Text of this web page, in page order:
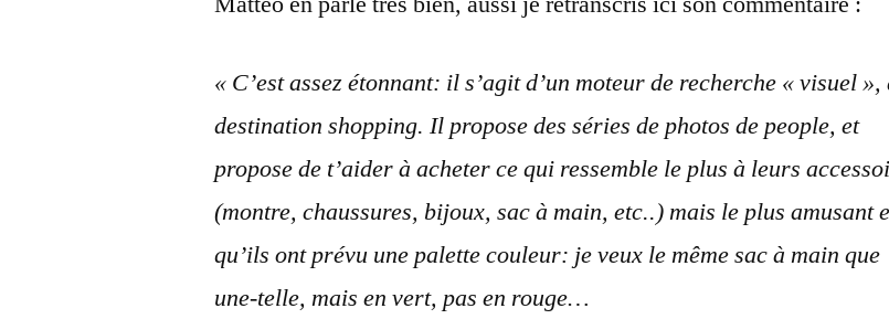
« C’est assez étonnant: il s’agit d’un moteur de recherche « visuel »,
destination shopping. Il propose des séries de photos de people, et
propose de t’aider à acheter ce qui ressemble le plus à leurs
(montre, chaussures, bijoux, sac à main, etc..) mais le plus amusant
qu’ils ont prévu une palette couleur: je veux le même sac à main que
une-telle, mais en vert, pas en rouge…